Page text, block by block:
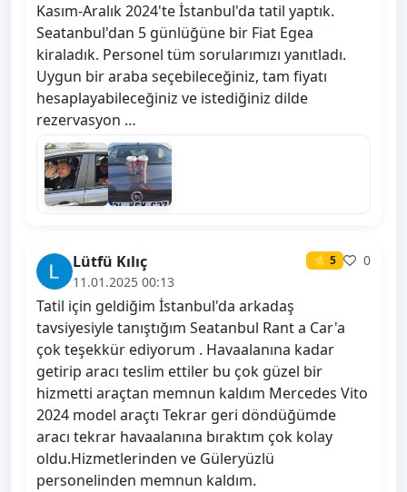
Kasım-Aralık 2024'te İstanbul'da tatil yaptık.
Seatanbul'dan 5 günlüğüne bir Fiat Egea
kiraladık. Personel tüm sorularımızı yanıtladı.
Uygun bir araba seçebileceğiniz, tam fiyatı
hesaplayabileceğiniz ve istediğiniz dilde
rezervasyon …
Lütfü Kılıç ⭐ 5
0
11.01.2025 00:13
Tatil için geldiğim İstanbul'da arkadaş
tavsiyesiyle tanıştığım Seatanbul Rant a Car'a
çok teşekkür ediyorum . Havaalanına kadar
getirip aracı teslim ettiler bu çok güzel bir
hizmetti araçtan memnun kaldım Mercedes Vito
2024 model araçtı Tekrar geri döndüğümde
aracı tekrar havaalanına bıraktım çok kolay
oldu.Hizmetlerinden ve Güleryüzlü
personelinden memnun kaldım.